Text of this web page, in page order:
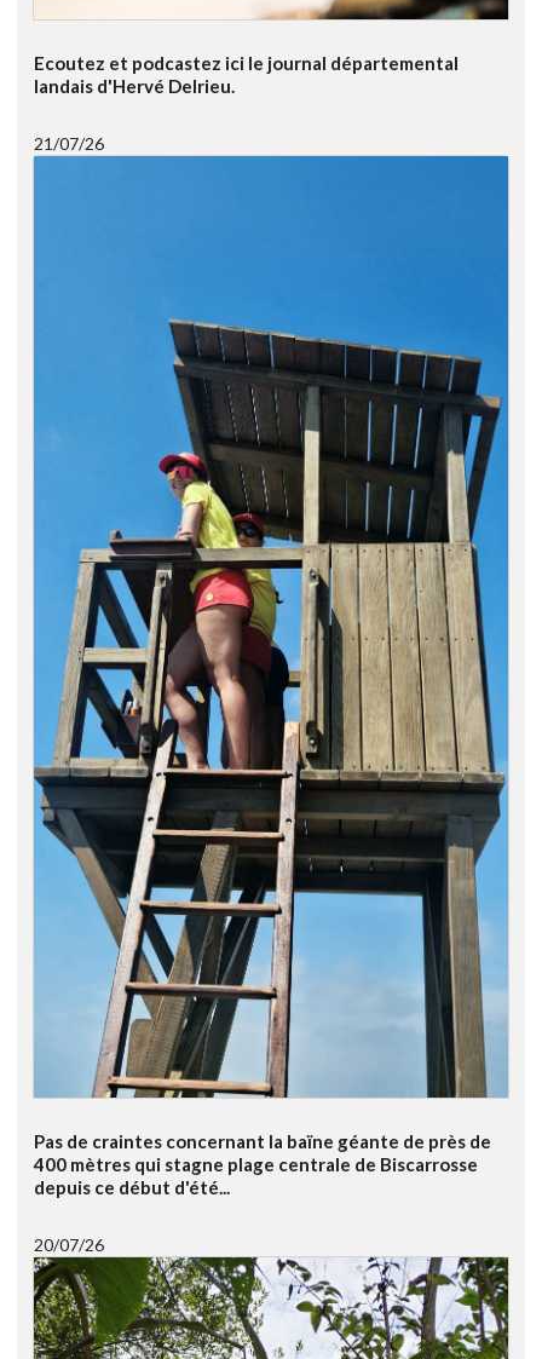
Ecoutez et podcastez ici le journal départemental
landais d'Hervé Delrieu.
21/07/26
Pas de craintes concernant la baïne géante de près de
400 mètres qui stagne plage centrale de Biscarrosse
depuis ce début d'été...
20/07/26